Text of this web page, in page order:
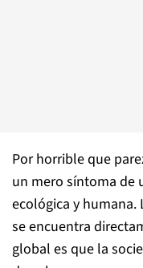
Por horrible que
un mero síntoma de
ecológica y
se encuentra
global es que la